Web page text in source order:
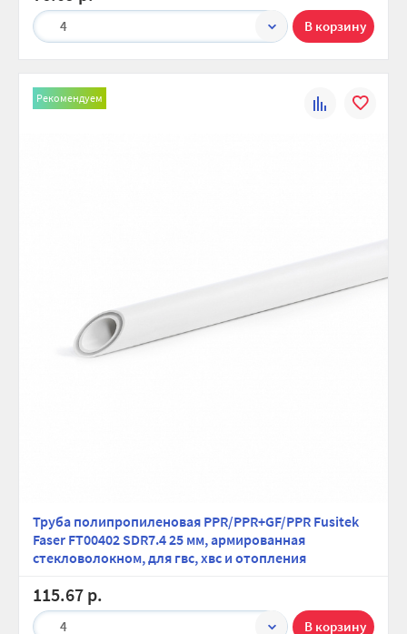
4
Рекомендуем
Труба полипропиленовая PPR/PPR+GF/PPR Fusitek
Faser FT00402 SDR7.4 25 мм, армированная
стекловолокном, для гвс, хвс и отопления
115.67 р.
4